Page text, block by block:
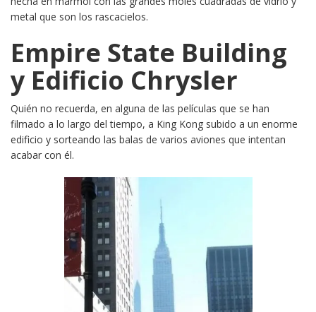
metal que son los rascacielos.
Empire State Building
y Edificio Chrysler
Quién no recuerda, en alguna de las películas que se han
filmado a lo largo del tiempo, a King Kong subido a un enorme
edificio y sorteando las balas de varios aviones que intentan
acabar con él.